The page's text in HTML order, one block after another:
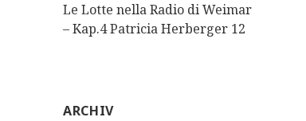
Le Lotte nella Radio di Weimar
– Kap.4 Patricia Herberger 12
ARCHIV